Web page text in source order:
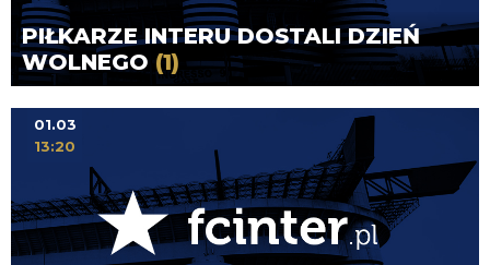
PIŁKARZE INTERU DOSTALI DZIEŃ
WOLNEGO (1)
01.03
13:20